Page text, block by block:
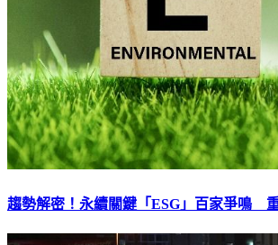
趨勢解密！永續關鍵「ESG」百家爭鳴